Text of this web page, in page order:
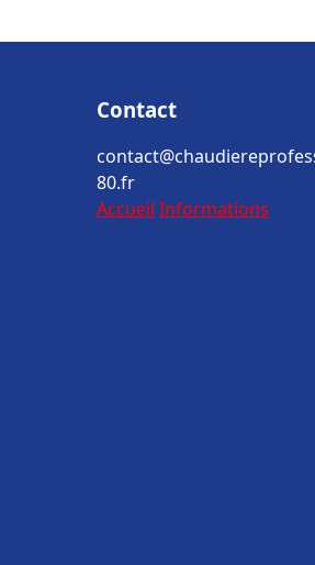
Contact
80.fr
Accueil Informations